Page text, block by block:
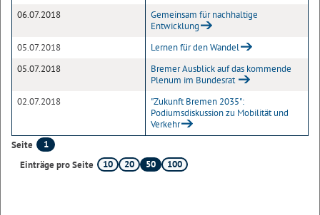
06.07.2018
Gemeinsam für nachhaltige
Entwicklung
05.07.2018
Lernen für den Wandel
05.07.2018
Bremer Ausblick auf das kommende
Plenum im Bundesrat
02.07.2018
"Zukunft Bremen 2035":
Podiumsdiskussion zu Mobilität und
Verkehr
Seite
1
Einträge pro Seite
10 20 50 100